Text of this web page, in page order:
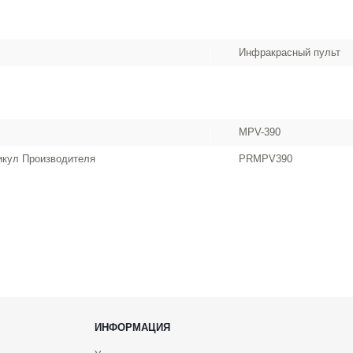
Инфракрасный пульт
MPV-390
Производителя PRMPV390
ИНФОРМАЦИЯ